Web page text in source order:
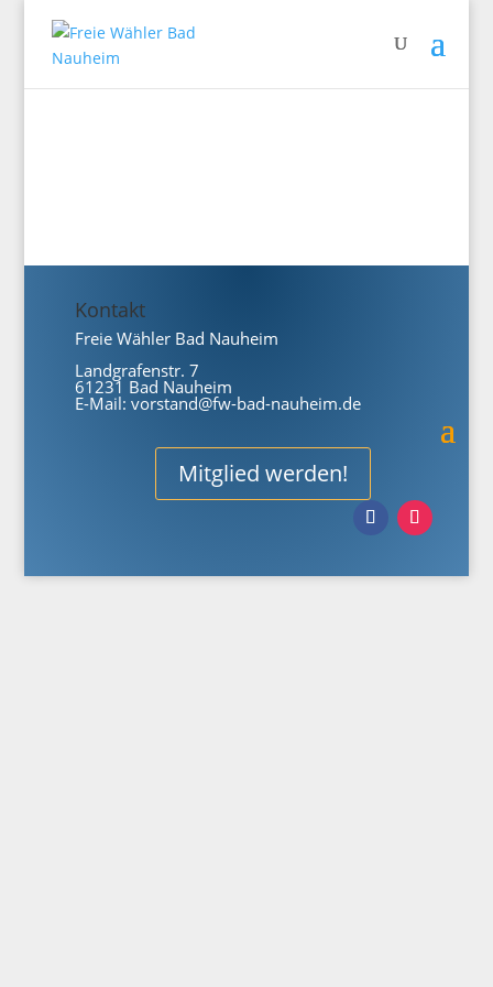
Kontakt
Freie Wähler Bad Nauheim
Landgrafenstr. 7
61231 Bad Nauheim
E-Mail: vorstand@fw-bad-nauheim.de
Mitglied werden!